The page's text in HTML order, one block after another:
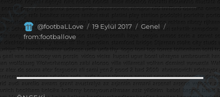
Yazar
@footbaLLove
Yayın
19 Eylül 2017 Kategoriler
Genel
Etiketler
from:footballove
Yazı